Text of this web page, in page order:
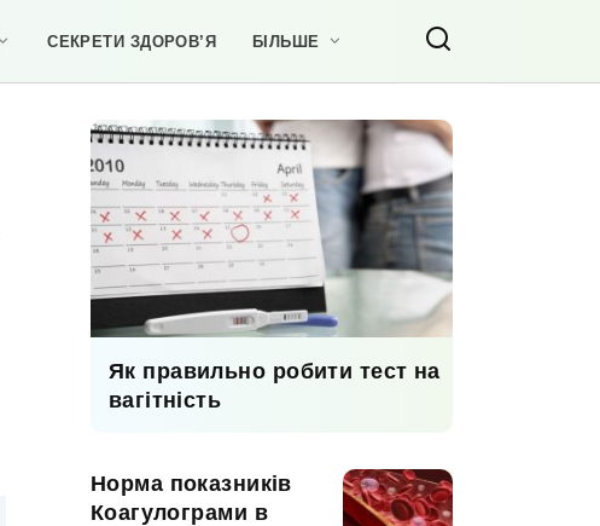
СЕКРЕТИ ЗДОРОВ’Я БІЛЬШЕ
Як правильно робити тест на
вагітність
Норма показників
Коагулограми в